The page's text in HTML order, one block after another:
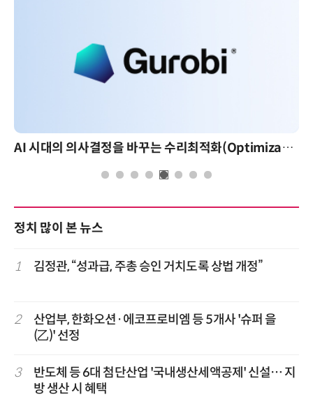
AI 시대의 의사결정을 바꾸는 수리최적화(Optimization): 실제 산업 적용 사례와 활용 전략 AI 핀옵스 실전 세미나: 폭증하는 AI 토큰 비용 관리
정치 많이 본 뉴스
1 김정관, “성과급, 주총 승인 거치도록 상법 개정”
2
산업부, 한화오션·에코프로비엠 등 5개사 '슈퍼 을
(乙)' 선정
3
반도체 등 6대 첨단산업 '국내생산세액공제' 신설… 지
방 생산 시 혜택